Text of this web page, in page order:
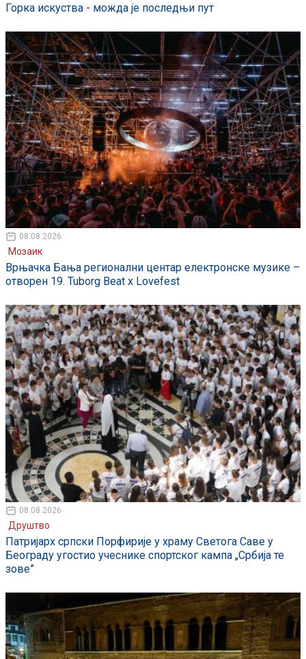
Горка искуства - можда је последњи пут
08.08.2026
Мозаик
Врњачка Бања регионални центар електронске музике –
отворен 19. Tuborg Beat x Lovefest
08.08.2026
Друштво
Патријарх српски Порфирије у храму Светога Саве у
Београду угостио учеснике спортског кампа „Србија те
зове”